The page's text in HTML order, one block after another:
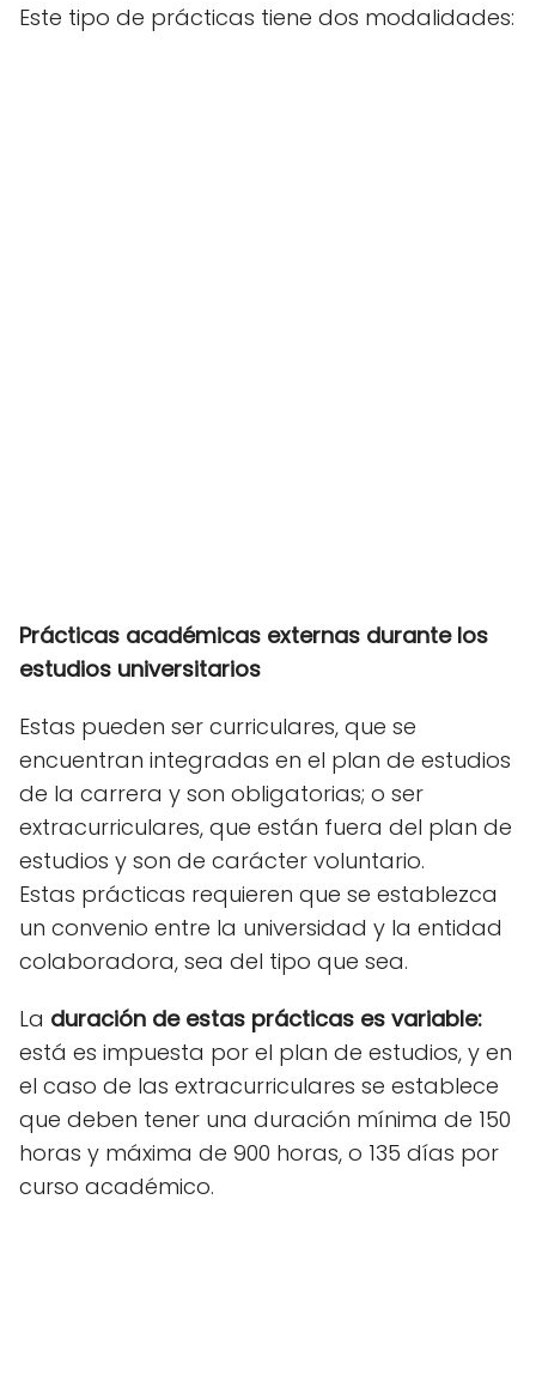
Este tipo de prácticas tiene dos modalidades:
Prácticas académicas externas durante los
estudios universitarios
Estas pueden ser curriculares, que se
encuentran integradas en el plan de estudios
de la carrera y son obligatorias; o ser
extracurriculares, que están fuera del plan de
estudios y son de carácter voluntario.
Estas prácticas requieren que se establezca
un convenio entre la universidad y la entidad
colaboradora, sea del tipo que sea.
La duración de estas prácticas es variable:
está es impuesta por el plan de estudios, y en
el caso de las extracurriculares se establece
que deben tener una duración mínima de 150
horas y máxima de 900 horas, o 135 días por
curso académico.